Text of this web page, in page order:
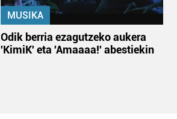
MUSIKA
Odik berria ezagutzeko aukera
'KimiK' eta 'Amaaaa!' abestiekin